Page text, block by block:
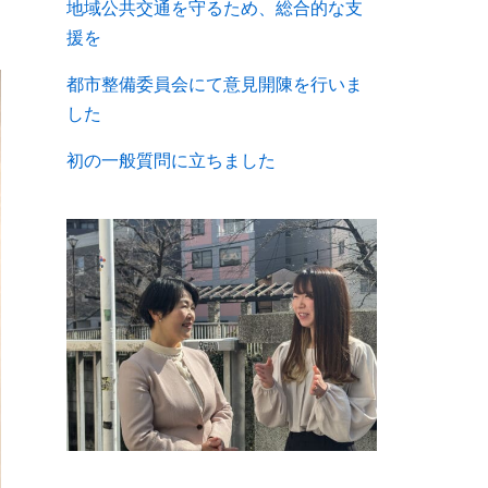
地域公共交通を守るため、総合的な支
援を
都市整備委員会にて意見開陳を行いま
した
初の一般質問に立ちました